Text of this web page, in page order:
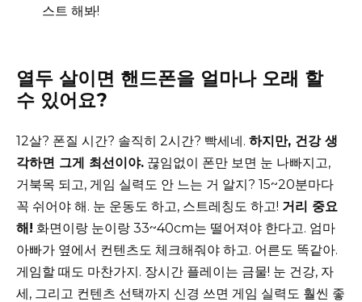
스트 해봐!
열두 살이면 핸드폰을 얼마나 오래 할
수 있어요?
12살? 폰질 시간? 솔직히 2시간? 빡세네. 하지만, 건강 생
각하면 그게 최선이야. 끊임없이 폰만 보면 눈 나빠지고,
거북목 되고, 게임 실력도 안 느는 거 알지? 15~20분마다
꼭 쉬어야 해. 눈 운동도 하고, 스트레칭도 하고! 거리 중요
해! 화면이랑 눈이랑 33~40cm는 떨어져야 한다고. 엄마
아빠가 옆에서 컨텐츠도 체크해줘야 하고. 어른도 똑같아.
게임할 때도 마찬가지. 장시간 플레이는 금물! 눈 건강, 자
세, 그리고 컨텐츠 선택까지 신경 쓰면 게임 실력도 훨씬 좋